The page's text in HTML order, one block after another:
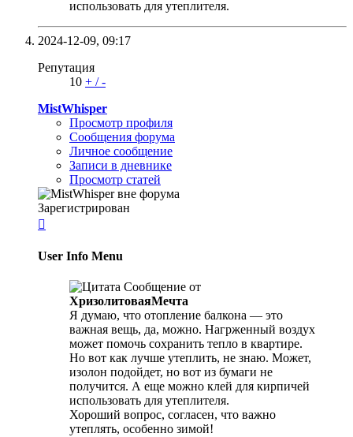
использовать для утеплителя.
2024-12-09, 09:17
Репутация
10 + /-
MistWhisper
Просмотр профиля
Сообщения форума
Личное сообщение
Записи в дневнике
Просмотр статей
Зарегистрирован

User Info Menu
Сообщение от
ХризолитоваяМечта
Я думаю, что отопление балкона — это
важная вещь, да, можно. Нагрженный воздух
может помочь сохранить тепло в квартире.
Но вот как лучше утеплить, не знаю. Может,
изолон подойдет, но вот из бумаги не
получится. А еще можно клей для кирпичей
использовать для утеплителя.
Хороший вопрос, согласен, что важно
утеплять, особенно зимой!